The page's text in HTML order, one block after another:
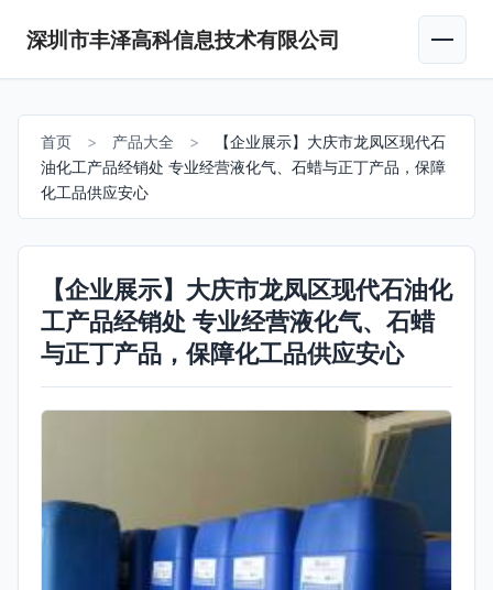
深圳市丰泽高科信息技术有限公司
首页 > 产品大全 >
【企业展示】大庆市龙凤区现代石
油化工产品经销处 专业经营液化气、石蜡与正丁产品，保障
化工品供应安心
【企业展示】大庆市龙凤区现代石油化
工产品经销处 专业经营液化气、石蜡
与正丁产品，保障化工品供应安心